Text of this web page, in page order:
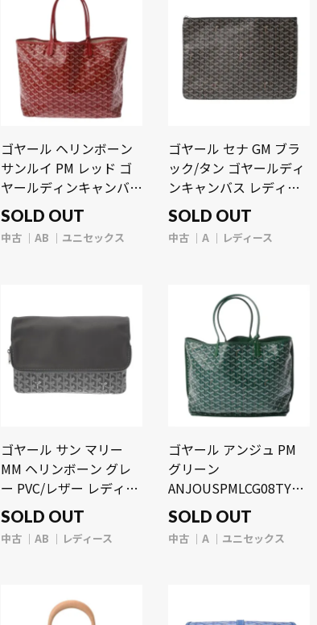
ゴヤール ヘリンボーン
サンルイ PM レッド ゴ
ヤールディンキャンバ
ス/シュヴロッシュカー
フ ユニセックス バッグ
【中古】【bag】
SOLD OUT
中古 AB ユニセックス
ゴヤール セナ GM ブラ
ック/タン ゴヤールディ
ンキャンバス レディー
ス バッグ 【中古】
【bag】
SOLD OUT
中古 A レディース
ゴヤール サン マリー
MM ヘリンボーン グレ
ー PVC/レザー レディー
ス バッグ 【中古】
【bag】
SOLD OUT
中古 AB レディース
ゴヤール アンジュ PM
グリーン
ANJOUSPMLCG08TY08P
ゴヤールディンキャンバ
ス/シュヴロッシュカー
フスキン ユニセックス
SOLD OUT
中古 A ユニセックス